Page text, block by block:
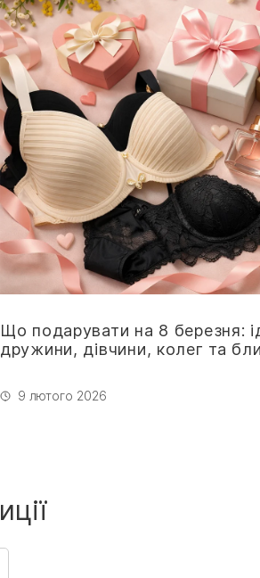
Що подарувати на 8 березня:
дружини, дівчини, колег та
9 лютого 2026